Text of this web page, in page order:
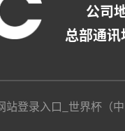
公司
总部通
登录入口_世界杯（